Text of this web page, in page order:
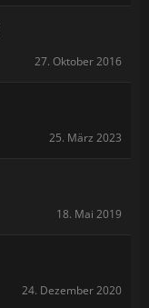
27. Oktober 2016
25. März 2023
18. Mai 2019
24. Dezember 2020